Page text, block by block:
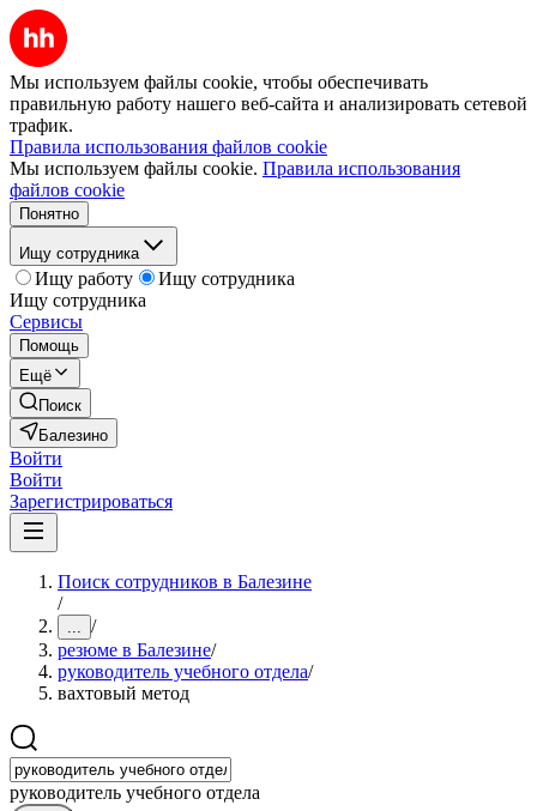
Мы используем файлы cookie, чтобы обеспечивать
правильную работу нашего веб-сайта и анализировать сетевой
трафик.
Правила использования файлов cookie
Мы используем файлы cookie. Правила использования
файлов cookie
Понятно
Ищу сотрудника
Ищу работу
Ищу сотрудника
Ищу сотрудника
Сервисы
Помощь
Ещё
Поиск
Балезино
Войти
Войти
Зарегистрироваться
Поиск сотрудников в Балезине
/
... /
резюме в Балезине/
руководитель учебного отдела/
вахтовый метод
руководитель учебного отдела